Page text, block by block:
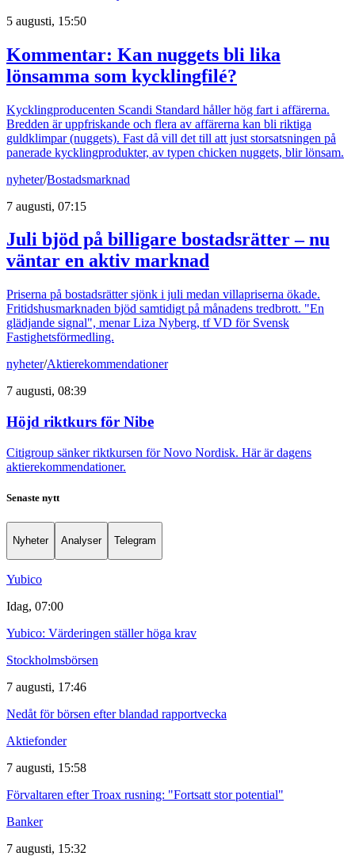
5 augusti, 15:50
Kommentar: Kan nuggets bli lika
lönsamma som kycklingfilé?
Kycklingproducenten Scandi Standard håller hög fart i affärerna.
Bredden är uppfriskande och flera av affärerna kan bli riktiga
guldklimpar (nuggets). Fast då vill det till att just storsatsningen på
panerade kycklingprodukter, av typen chicken nuggets, blir lönsam.
nyheter/Bostadsmarknad
7 augusti, 07:15
Juli bjöd på billigare bostadsrätter – nu
väntar en aktiv marknad
Priserna på bostadsrätter sjönk i juli medan villapriserna ökade.
Fritidshusmarknaden bjöd samtidigt på månadens tredbrott. "En
glädjande signal", menar Liza Nyberg, tf VD för Svensk
Fastighetsförmedling.
nyheter/Aktierekommendationer
7 augusti, 08:39
Höjd riktkurs för Nibe
Citigroup sänker riktkursen för Novo Nordisk. Här är dagens
aktierekommendationer.
Senaste nytt
Nyheter Analyser Telegram
Yubico
Idag, 07:00
Yubico: Värderingen ställer höga krav
Stockholmsbörsen
7 augusti, 17:46
Nedåt för börsen efter blandad rapportvecka
Aktiefonder
7 augusti, 15:58
Förvaltaren efter Troax rusning: "Fortsatt stor potential"
Banker
7 augusti, 15:32